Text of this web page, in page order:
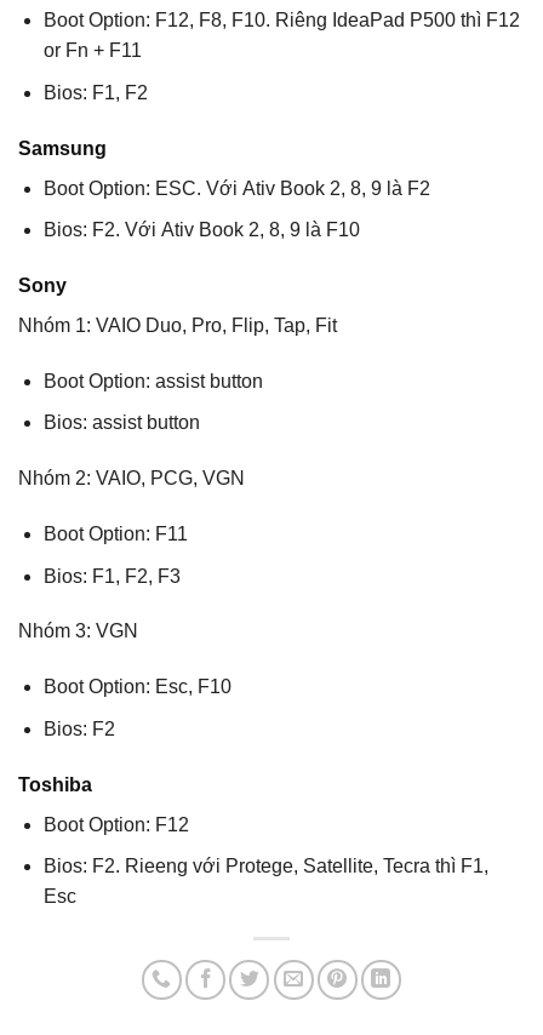
Boot Option: F12, F8, F10. Riêng IdeaPad P500 thì F12
or Fn + F11
Bios: F1, F2
Samsung
Boot Option: ESC. Với Ativ Book 2, 8, 9 là F2
Bios: F2. Với Ativ Book 2, 8, 9 là F10
Sony
Nhóm 1: VAIO Duo, Pro, Flip, Tap, Fit
Boot Option: assist button
Bios: assist button
Nhóm 2: VAIO, PCG, VGN
Boot Option: F11
Bios: F1, F2, F3
Nhóm 3: VGN
Boot Option: Esc, F10
Bios: F2
Toshiba
Boot Option: F12
Bios: F2. Rieeng với Protege, Satellite, Tecra thì F1,
Esc